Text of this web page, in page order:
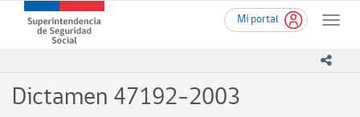
contenido
Mi portal
Toggle
Superintendencia
de
-
Dictamen 47192-2003